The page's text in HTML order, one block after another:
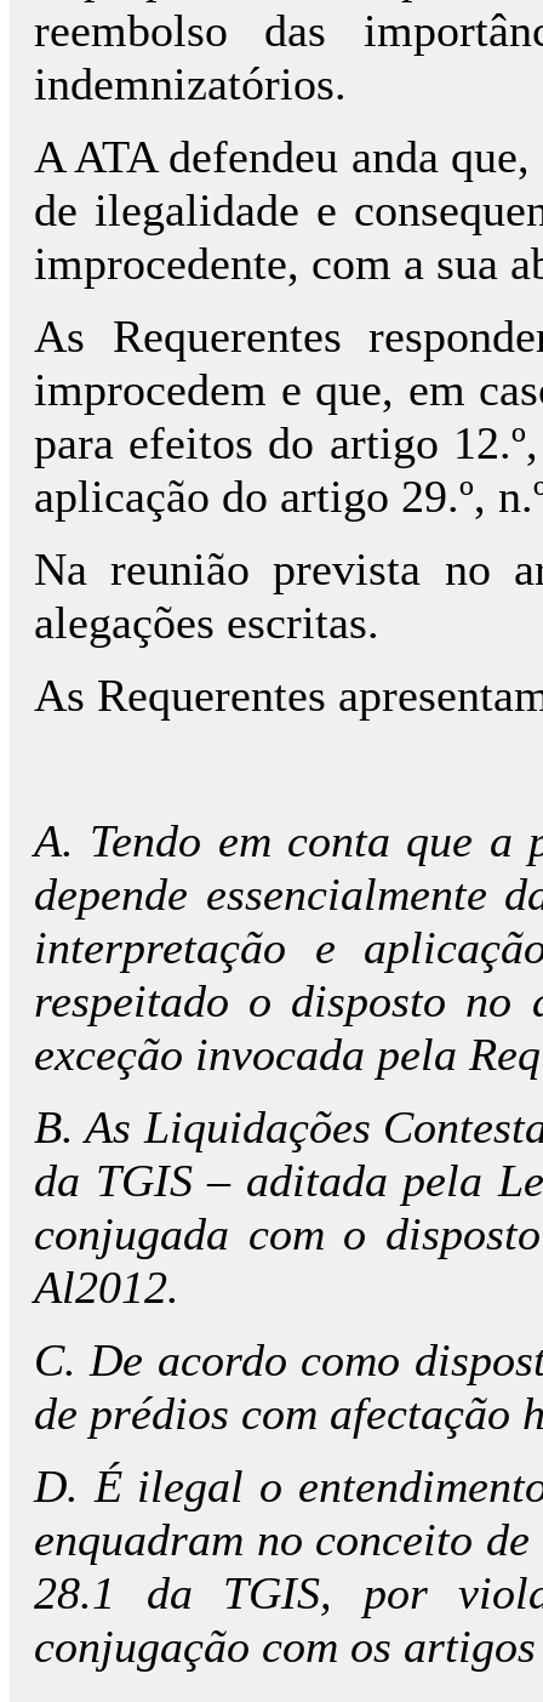
reembolso das
indemnizatórios.
A ATA defendeu anda
de ilegalidade e
improcedente, com a sua
As Requerentes
improcedem e que, em
para efeitos do artigo
aplicação do artigo 29.º,
Na reunião prevista no
alegações escritas.
As Requerentes
A. Tendo em conta que a
depende essencialmente
interpretação e
respeitado o disposto no
exceção invocada pela
B. As Liquidações
da TGIS – aditada pela
conjugada com o
Al2012.
C. De acordo como
de prédios com afectação
D. É ilegal o
enquadram no conceito
28.1 da TGIS, por
conjugação com os